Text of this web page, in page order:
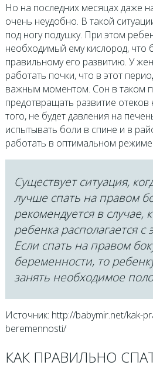
Но на последних месяцах даже
очень неудобно. В такой
под ногу подушку. При этом
необходимый ему кислород, что
правильному его развитию. У
работать почки, что в этот
важным моментом. Сон в таком
предотвращать развитие
того, не будет давления на
испытывать боли в спине и в
работать в оптимальном режиме.
Существует ситуация,
лучше спать на правом
рекомендуется в случае,
ребенка располагается с
Если спать на правом
беременности, то
занять необходимое
Источник: http://babymir.net/kak-
beremennosti/
КАК ПРАВИЛЬНО